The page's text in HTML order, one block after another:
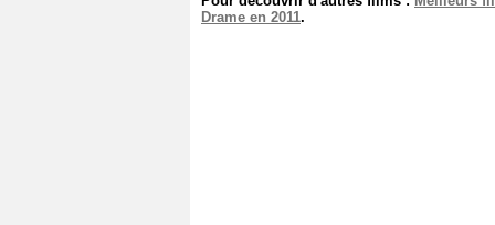
Drame en 2011.